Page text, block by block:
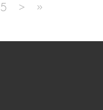
5 ＞ ≫